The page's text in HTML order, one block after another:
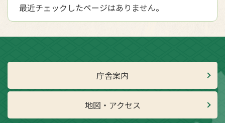
最近チェックしたページはありません。
庁舎案内
地図・アクセス